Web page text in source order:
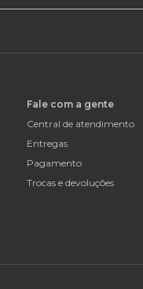
Fale com a gente
Central de atendimento
Entregas
Pagamento
Trocas e devoluções